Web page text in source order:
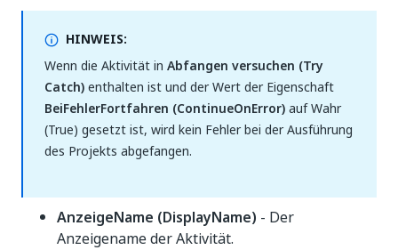
HINWEIS:
Wenn die Aktivität in Abfangen versuchen (Try
Catch)enthalten ist und der Wert der Eigenschaft
BeiFehlerFortfahren (ContinueOnError)auf Wahr
(True) gesetzt ist, wird kein Fehler bei der Ausführung
des Projekts abgefangen.
AnzeigeName (DisplayName) - Der
Anzeigename der Aktivität.